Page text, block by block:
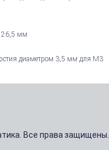
мм
диаметром 3,5 мм для M3
Все права защищены.